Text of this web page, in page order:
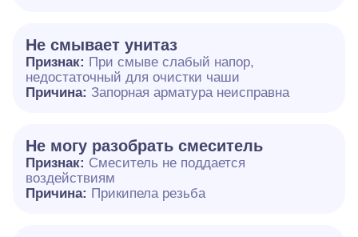
Не смывает унитаз
Признак: При смыве слабый напор,
недостаточный для очистки чаши
Причина: Запорная арматура неисправна
Не могу разобрать смеситель
Признак: Смеситель не поддается
воздействиям
Причина: Прикипела резьба